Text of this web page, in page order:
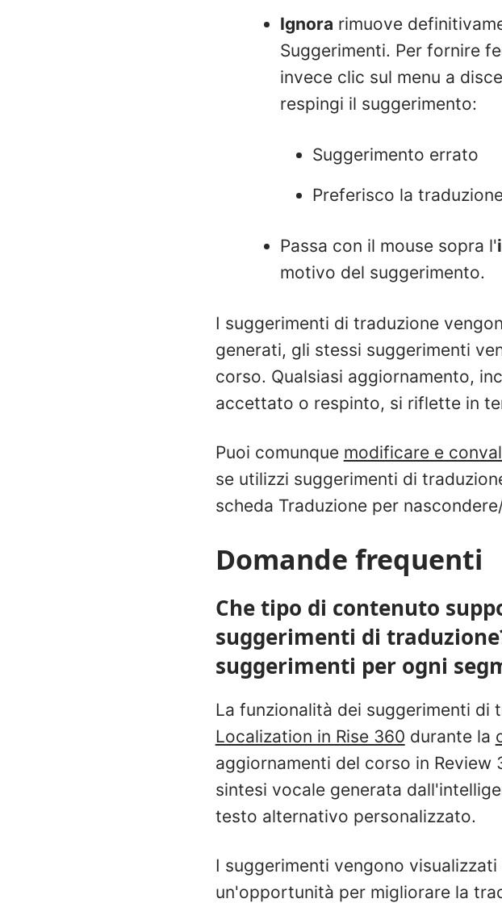
Ignora rimuove
Suggerimenti. Per fornire
invece clic sul menu a
respingi il suggerimento:
Suggerimento errato
Preferisco la
Passa con il mouse sopra l'
motivo del suggerimento.
I suggerimenti di traduzione
generati, gli stessi suggerimenti
corso. Qualsiasi aggiornamento,
accettato o respinto, si riflette in
Puoi comunque modificare e
se utilizzi suggerimenti di
scheda Traduzione per
Domande frequenti
Che tipo di contenuto
suggerimenti di
suggerimenti per ogni
La funzionalità dei suggerimenti di
Localization in Rise 360 durante la
aggiornamenti del corso in
sintesi vocale generata
testo alternativo personalizzato.
I suggerimenti vengono
un'opportunità per migliorare la